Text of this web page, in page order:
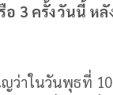
3 ครั้งวันนี้ หลั
ว่าในวันพุธที่